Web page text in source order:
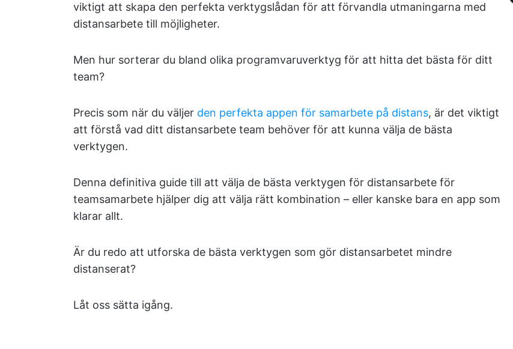
viktigt att skapa den perfekta verktygslådan för att förvandla utmaningarna med
distansarbete till möjligheter.
Men hur sorterar du bland olika programvaruverktyg för att hitta det bästa för ditt
team?
Precis som när du väljer den perfekta appen för samarbete på distans, är det viktigt
att förstå vad ditt distansarbete team behöver för att kunna välja de bästa
verktygen.
Denna definitiva guide till att välja de bästa verktygen för distansarbete för
teamsamarbete hjälper dig att välja rätt kombination – eller kanske bara en app som
klarar allt.
Är du redo att utforska de bästa verktygen som gör distansarbetet mindre
distanserat?
Låt oss sätta igång.